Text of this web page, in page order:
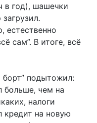
в год), шашечки
естественно
сам”. В итоге, всё
подытожил:
больше, чем на
налоги
кредит на новую